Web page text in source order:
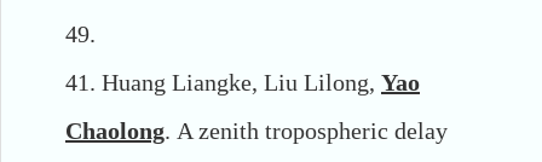
49.
41. Huang Liangke, Liu Lilong, Yao
Chaolong. A zenith tropospheric delay